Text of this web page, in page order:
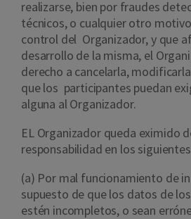
realizarse, bien por fraudes
técnicos, o cualquier otro
control del Organizador, y que
desarrollo de la misma, el
derecho a cancelarla,
que los participantes puedan
alguna al Organizador.
EL Organizador queda eximido
responsabilidad en los
(a) Por mal funcionamiento de
supuesto de que los datos de
estén incompletos, o sean